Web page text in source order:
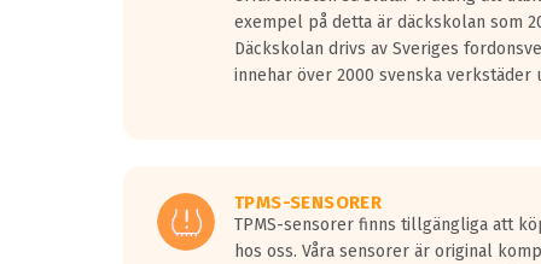
Vid körning i över 50km/h brukar
På däckmärkningen kommer det finnas en
medans de vita vågorna påvisar om det är ett tyst
Ett däck med tre svarta vågor uppnår de
exempel på detta är däckskolan som
Däckskolan drivs av Sveriges
innehar över 2000 svenska verkstäder
TPMS-SENSORER
TPMS-sensorer finns tillgängliga att
hos oss. Våra sensorer är original